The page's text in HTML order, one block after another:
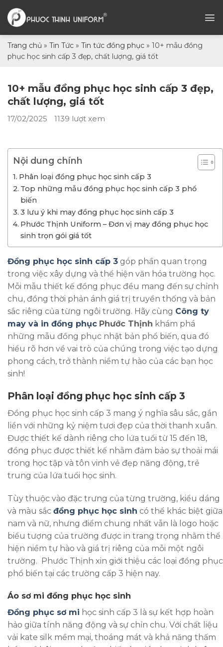
đến
dungTrang chủ » Tin Tức » Tin tức đồng phục » 10+ mẫu đồng
phục học sinh cấp 3 đẹp, chất lượng, giá tốt
10+ mẫu đồng phục học sinh cấp 3 đẹp,
chất lượng, giá tốt
17/02/2025 1139 lượt xem
Nội dung chính
Phân loại đồng phục học sinh cấp 3
Top những mẫu đồng phục học sinh cấp 3 phổ
biến
3 lưu ý khi may đồng phục học sinh cấp 3
Phước Thịnh Uniform – Đơn vị may đồng phục học
sinh trọn gói giá tốt
Đồng phục học sinh cấp 3 góp phần quan trọng
trong việc xây dựng và thể hiện văn hóa trường học.
Mỗi mẫu thiết kế đồng phục đều mang đến sự chỉnh
chu, đồng thời phản ánh giá trị truyền thống và bản
sắc riêng của từng ngôi trường. Hãy cùng Công ty
may và in đồng phục Phước Thịnh khám phá
những mẫu đồng phục nhật bản phổ biến, qua đó
hiểu rõ hơn về vai trò của chúng trong việc tạo dựng
phong cách, trở thành niềm tự hào của các bạn học
sinh!
Phân loại đồng phục học sinh cấp 3
Đồng phục học sinh cấp 3 mang ý nghĩa sâu sắc, gắn
liền với những kỷ niệm tươi đẹp của thời thanh xuân.
Được thiết kế dành riêng cho lứa tuổi từ 15 đến 18,
đồng phục được thiết kế nhằm đảm bảo sự thoải mái
trong học tập và tôn vinh vẻ đẹp năng động, trẻ
trung của lứa tuổi học sinh.
Tùy thuộc vào đặc trưng của từng trường, kiểu dáng
và màu sắc đồng phục học sinh có thể khác biệt giữa
nam và nữ, nhưng điểm chung nhất vẫn là logo hoặc
biểu tượng của trường được in trang trọng nhằm thể
hiện niềm tự hào và giá trị riêng của mỗi một ngôi
trường. Phước Thịnh xin giới thiệu các loại đồng phục
phổ biến tại các trường cấp 3 hiện nay.
Áo sơ mi đồng phục học sinh
Đồng phục sơ mi học sinh cấp 3 là sự kết hợp hoàn
hảo giữa tính năng động và sự chỉn chu. Với chất liệu
vải kate silk mềm mại, thoáng mát và khả năng thấm